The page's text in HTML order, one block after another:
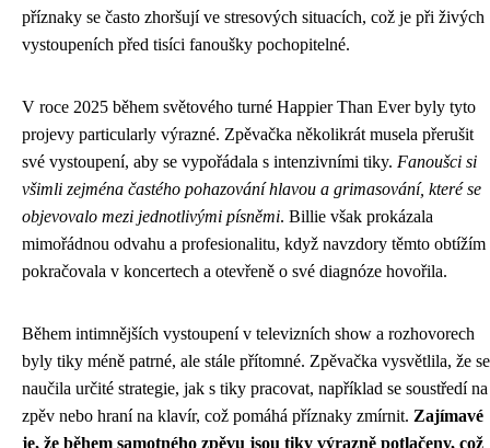
příznaky se často zhoršují ve stresových situacích, což je při živých
vystoupeních před tisíci fanoušky pochopitelné.
V roce 2025 během světového turné Happier Than Ever byly tyto
projevy particularly výrazné. Zpěvačka několikrát musela přerušit
své vystoupení, aby se vypořádala s intenzivními tiky. Fanoušci si
všimli zejména častého pohazování hlavou a grimasování, které se
objevovalo mezi jednotlivými písněmi. Billie však prokázala
mimořádnou odvahu a profesionalitu, když navzdory těmto obtížím
pokračovala v koncertech a otevřeně o své diagnóze hovořila.
Během intimnějších vystoupení v televizních show a rozhovorech
byly tiky méně patrné, ale stále přítomné. Zpěvačka vysvětlila, že se
naučila určité strategie, jak s tiky pracovat, například se soustředí na
zpěv nebo hraní na klavír, což pomáhá příznaky zmírnit. Zajímavé
je, že během samotného zpěvu jsou tiky výrazně potlačeny, což